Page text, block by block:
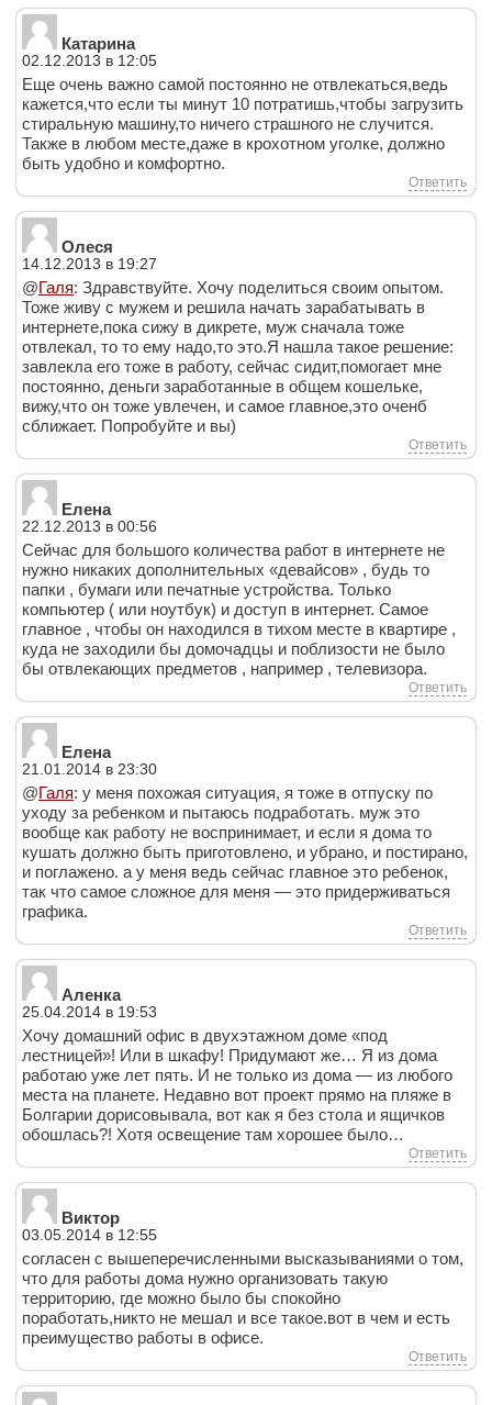
Катарина
02.12.2013 в 12:05
Еще очень важно самой постоянно не отвлекаться,ведь
кажется,что если ты минут 10 потратишь,чтобы загрузить
стиральную машину,то ничего страшного не случится.
Также в любом месте,даже в крохотном уголке, должно
быть удобно и комфортно.
Ответить
Олеся
14.12.2013 в 19:27
@Галя: Здравствуйте. Хочу поделиться своим опытом.
Тоже живу с мужем и решила начать зарабатывать в
интернете,пока сижу в дикрете, муж сначала тоже
отвлекал, то то ему надо,то это.Я нашла такое решение:
завлекла его тоже в работу, сейчас сидит,помогает мне
постоянно, деньги заработанные в общем кошельке,
вижу,что он тоже увлечен, и самое главное,это оченб
сближает. Попробуйте и вы)
Ответить
Елена
22.12.2013 в 00:56
Сейчас для большого количества работ в интернете не
нужно никаких дополнительных «девайсов» , будь то
папки , бумаги или печатные устройства. Только
компьютер ( или ноутбук) и доступ в интернет. Самое
главное , чтобы он находился в тихом месте в квартире ,
куда не заходили бы домочадцы и поблизости не было
бы отвлекающих предметов , например , телевизора.
Ответить
Елена
21.01.2014 в 23:30
@Галя: у меня похожая ситуация, я тоже в отпуску по
уходу за ребенком и пытаюсь подработать. муж это
вообще как работу не воспринимает, и если я дома то
кушать должно быть приготовлено, и убрано, и постирано,
и поглажено. а у меня ведь сейчас главное это ребенок,
так что самое сложное для меня — это придерживаться
графика.
Ответить
Аленка
25.04.2014 в 19:53
Хочу домашний офис в двухэтажном доме «под
лестницей»! Или в шкафу! Придумают же… Я из дома
работаю уже лет пять. И не только из дома — из любого
места на планете. Недавно вот проект прямо на пляже в
Болгарии дорисовывала, вот как я без стола и ящичков
обошлась?! Хотя освещение там хорошее было…
Ответить
Виктор
03.05.2014 в 12:55
согласен с вышеперечисленными высказываниями о том,
что для работы дома нужно организовать такую
территорию, где можно было бы спокойно
поработать,никто не мешал и все такое.вот в чем и есть
преимущество работы в офисе.
Ответить